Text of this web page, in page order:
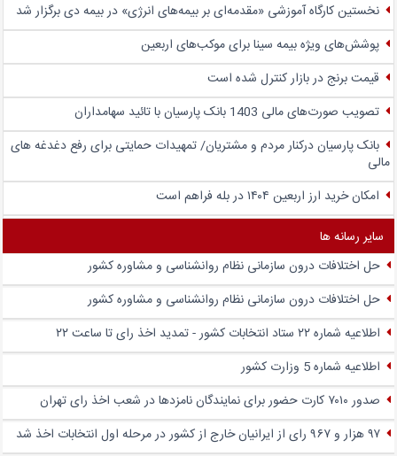
نخستین کارگاه آموزشی «مقدمه‌ای بر بیمه‌های انرژی» در بیمه دی برگزار شد
پوشش‌های ویژه بیمه سینا برای موکب‌های اربعین
قیمت برنج در بازار کنترل شده است
تصویب صورت‌های مالی 1403 بانک پارسیان با تائید سهامداران
بانک پارسیان درکنار مردم و مشتریان/ تمهیدات حمایتی برای رفع دغدغه های
مالی
امکان خرید ارز اربعین ۱۴۰۴ در بله فراهم است
سایر رسانه ها
حل اختلافات درون سازمانی نظام روانشناسی و مشاوره کشور
حل اختلافات درون سازمانی نظام روانشناسی و مشاوره کشور
اطلاعیه شماره ۲۲ ستاد انتخابات کشور - تمدید اخذ رای تا ساعت ۲۲
اطلاعیه شماره 5 وزارت کشور
صدور ۷۰۱۰ کارت حضور برای نمایندگان نامزدها در شعب اخذ رای تهران
۹۷ هزار و ۹۶۷ رای از ایرانیان خارج از کشور در مرحله اول انتخابات اخذ شد